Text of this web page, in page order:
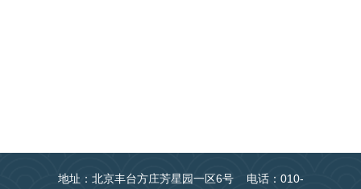
地址：北京丰台方庄芳星园一区6号 电话：010-